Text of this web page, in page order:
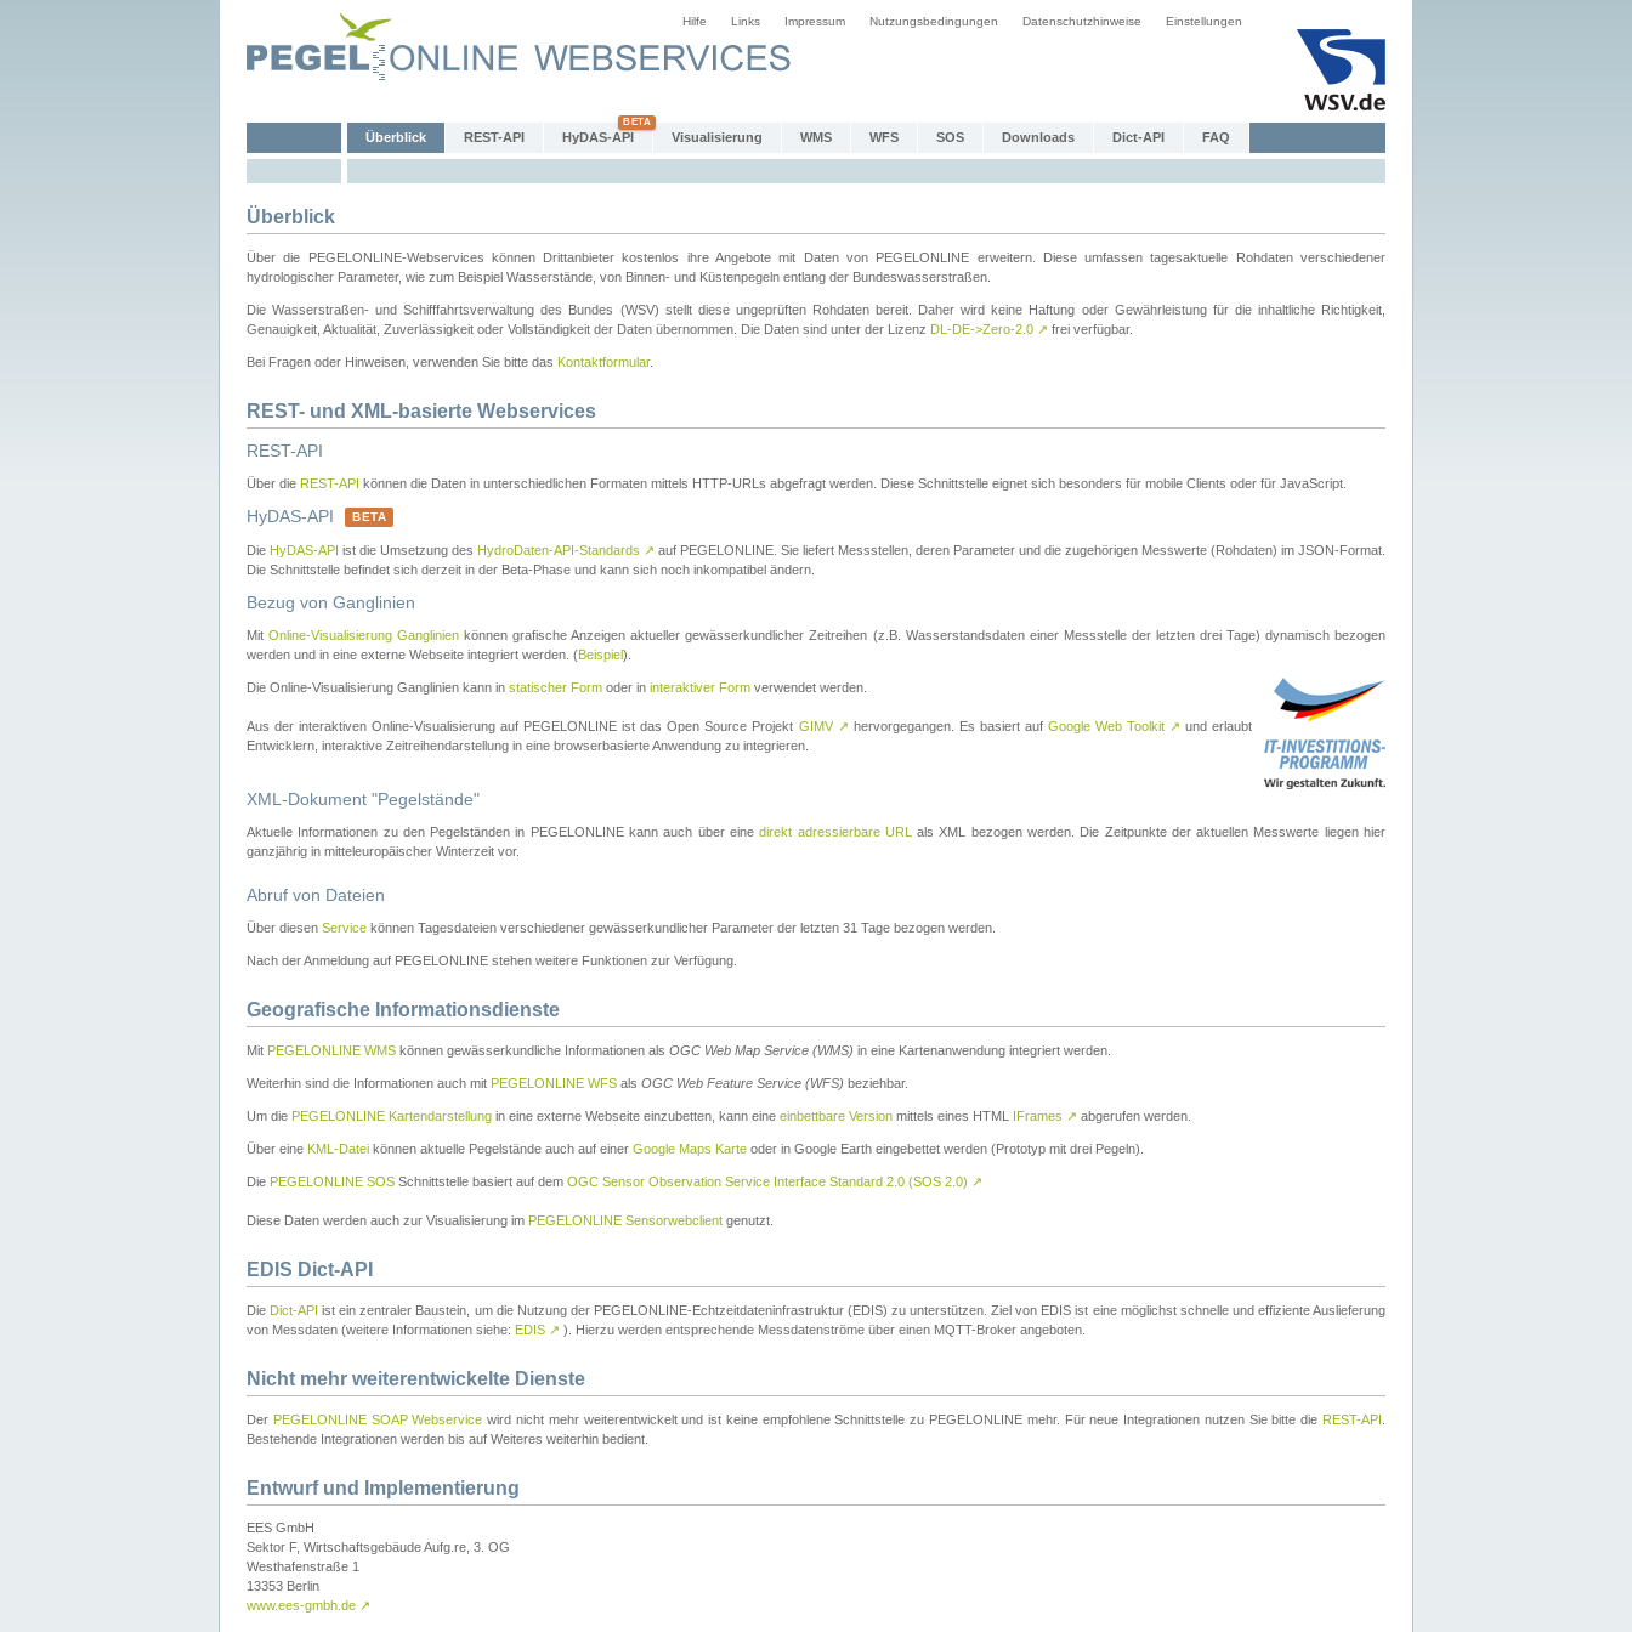
Hilfe Links Impressum Nutzungsbedingungen Datenschutzhinweise Einstellungen
Überblick REST-API HyDAS-API Visualisierung WMS WFS SOS Downloads Dict-API FAQ
Überblick
Über die PEGELONLINE-Webservices können Drittanbieter kostenlos ihre Angebote mit Daten von PEGELONLINE erweitern. Diese umfassen tagesaktuelle Rohdaten verschiedener
hydrologischer Parameter, wie zum Beispiel Wasserstände, von Binnen- und Küstenpegeln entlang der Bundeswasserstraßen.
Die Wasserstraßen- und Schifffahrtsverwaltung des Bundes (WSV) stellt diese ungeprüften Rohdaten bereit. Daher wird keine Haftung oder Gewährleistung für die inhaltliche Richtigkeit,
Genauigkeit, Aktualität, Zuverlässigkeit oder Vollständigkeit der Daten übernommen. Die Daten sind unter der Lizenz DL-DE->Zero-2.0 ↗ frei verfügbar.
Bei Fragen oder Hinweisen, verwenden Sie bitte das Kontaktformular.
REST- und XML-basierte Webservices
REST-API
Über die REST-API können die Daten in unterschiedlichen Formaten mittels HTTP-URLs abgefragt werden. Diese Schnittstelle eignet sich besonders für mobile Clients oder für JavaScript.
HyDAS-API BETA
Die HyDAS-API ist die Umsetzung des HydroDaten-API-Standards ↗ auf PEGELONLINE. Sie liefert Messstellen, deren Parameter und die zugehörigen Messwerte (Rohdaten) im JSON-Format.
Die Schnittstelle befindet sich derzeit in der Beta-Phase und kann sich noch inkompatibel ändern.
Bezug von Ganglinien
MitOnline-Visualisierung Ganglinien können grafische Anzeigen aktueller gewässerkundlicher Zeitreihen (z.B. Wasserstandsdaten einer Messstelle der letzten drei Tage) dynamisch bezogen
werden und in eine externe Webseite integriert werden. (Beispiel).
Die Online-Visualisierung Ganglinien kann in statischer Form oder in interaktiver Form verwendet werden.
Aus der interaktiven Online-Visualisierung auf PEGELONLINE ist das Open Source Projekt GIMV ↗ hervorgegangen. Es basiert auf Google Web Toolkit ↗ und erlaubt
Entwicklern, interaktive Zeitreihendarstellung in eine browserbasierte Anwendung zu integrieren.
XML-Dokument "Pegelstände"
Aktuelle Informationen zu den Pegelständen in PEGELONLINE kann auch über einedirekt adressierbare URL
als XML bezogen werden. Die Zeitpunkte der aktuellen Messwerte liegen hier
ganzjährig in mitteleuropäischer Winterzeit vor.
Abruf von Dateien
Über diesen Service können Tagesdateien verschiedener gewässerkundlicher Parameter der letzten 31 Tage bezogen werden.
Nach der Anmeldung auf PEGELONLINE stehen weitere Funktionen zur Verfügung.
Geografische Informationsdienste
Mit PEGELONLINE WMS können gewässerkundliche Informationen als OGC Web Map Service (WMS) in eine Kartenanwendung integriert werden.
Weiterhin sind die Informationen auch mit PEGELONLINE WFS als OGC Web Feature Service (WFS) beziehbar.
Um die PEGELONLINE Kartendarstellung in eine externe Webseite einzubetten, kann eine einbettbare Version mittels eines HTML IFrames ↗ abgerufen werden.
Über eine KML-Datei können aktuelle Pegelstände auch auf einer Google Maps Karte oder in Google Earth eingebettet werden (Prototyp mit drei Pegeln).
Die PEGELONLINE SOS Schnittstelle basiert auf dem OGC Sensor Observation Service Interface Standard 2.0 (SOS 2.0) ↗
Diese Daten werden auch zur Visualisierung im PEGELONLINE Sensorwebclient genutzt.
EDIS Dict-API
Die Dict-API ist ein zentraler Baustein, um die Nutzung der PEGELONLINE-Echtzeitdateninfrastruktur (EDIS) zu unterstützen. Ziel von EDIS ist eine möglichst schnelle und effiziente Auslieferung
von Messdaten (weitere Informationen siehe: EDIS ↗ ). Hierzu werden entsprechende Messdatenströme über einen MQTT-Broker angeboten.
Nicht mehr weiterentwickelte Dienste
Der PEGELONLINE SOAP Webservice wird nicht mehr weiterentwickelt und ist keine empfohlene Schnittstelle zu PEGELONLINE mehr. Für neue Integrationen nutzen Sie bitte die REST-API
Bestehende Integrationen werden bis auf Weiteres weiterhin bedient.
Entwurf und Implementierung
EES GmbH
Sektor F, Wirtschaftsgebäude Aufg.re, 3. OG
Westhafenstraße 1
13353 Berlin
www.ees-gmbh.de ↗